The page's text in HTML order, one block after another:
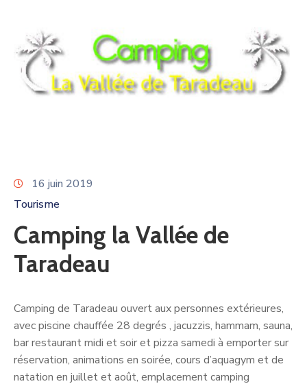
16 juin 2019
Tourisme
Camping la Vallée de
Taradeau
Camping de Taradeau ouvert aux personnes extérieures,
avec piscine chauffée 28 degrés , jacuzzis, hammam, sauna,
bar restaurant midi et soir et pizza samedi à emporter sur
réservation, animations en soirée, cours d’aquagym et de
natation en juillet et août, emplacement camping